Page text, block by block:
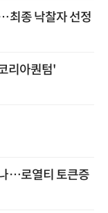
최종 낙찰자 선정
리아퀀텀'
…로열티 토큰증